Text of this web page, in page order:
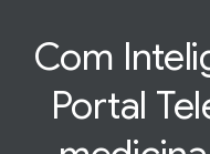
Com
Portal